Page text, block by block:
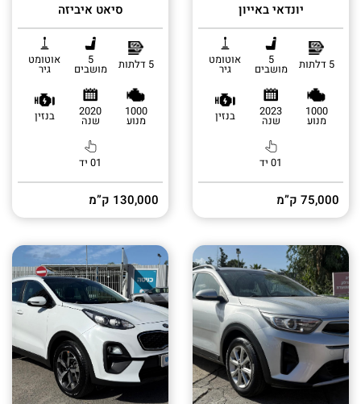
יונדאי באייון
5 דלתות 5
מושבים
אוטומט
גיר
1000
מנוע
2023
שנה בנזין
01 יד
75,000 ק”מ
סיאט איביזה
5 דלתות 5
מושבים
אוטומט
גיר
1000
מנוע
2020
שנה בנזין
01 יד
130,000 ק”מ